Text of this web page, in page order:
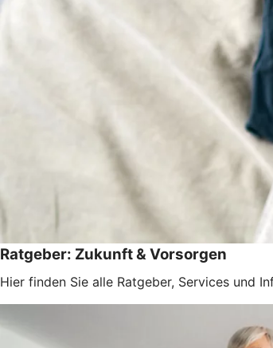
Ratgeber: Zukunft & Vorsorgen
Hier finden Sie alle Ratgeber, Services und